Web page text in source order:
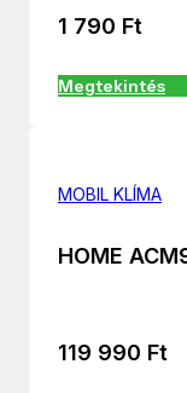
1 790 Ft
Megtekintés
MOBIL KLÍMA
HOME
119 990 Ft